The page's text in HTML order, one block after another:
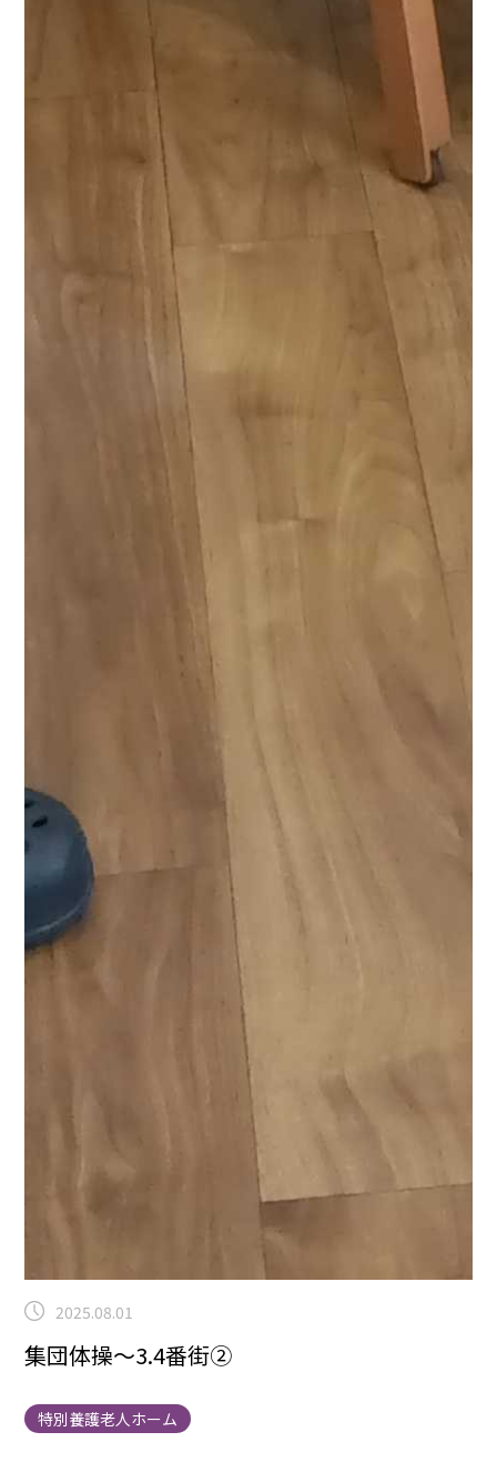
2025.08.01
集団体操～3.4番街②
特別養護老人ホーム